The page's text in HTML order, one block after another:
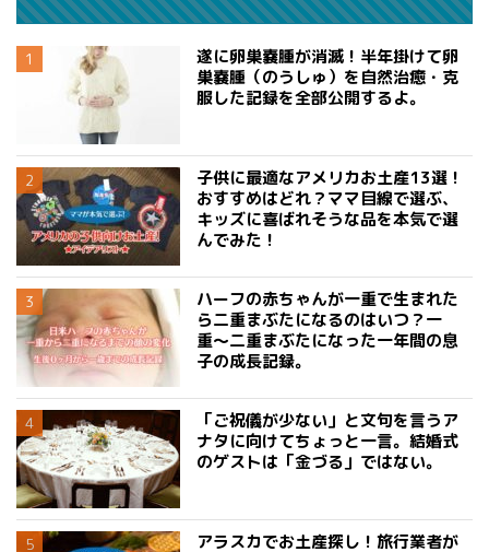
遂に卵巣嚢腫が消滅！半年掛けて卵
巣嚢腫（のうしゅ）を自然治癒・克
服した記録を全部公開するよ。
子供に最適なアメリカお土産13選！
おすすめはどれ？ママ目線で選ぶ、
キッズに喜ばれそうな品を本気で選
んでみた！
ハーフの赤ちゃんが一重で生まれた
ら二重まぶたになるのはいつ？一
重〜二重まぶたになった一年間の息
子の成長記録。
「ご祝儀が少ない」と文句を言うア
ナタに向けてちょっと一言。結婚式
のゲストは「金づる」ではない。
アラスカでお土産探し！旅行業者が